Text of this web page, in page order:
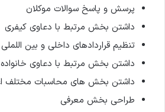
پرسش و پاسخ سوالات موکلان
داشتن بخش مرتبط با دعاوی کیفری
تنظیم قراردادهای داخلی و بین اللملی
داشتن بخش مرتبط با دعاوی
داشتن بخش های محاسبات مختلف اعم
طراحی بخش معرفی